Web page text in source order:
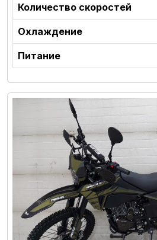
Количество скоростей
Охлаждение
Питание